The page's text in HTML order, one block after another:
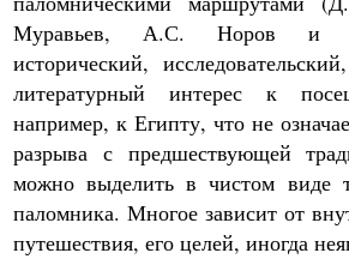
Муравьев, А.С. Норов и
исторический,
литературный интерес к
например, к Египту, что не
разрыва с предшествующей
можно выделить в чистом виде
паломника. Многое зависит от
путешествия, его целей, иногда